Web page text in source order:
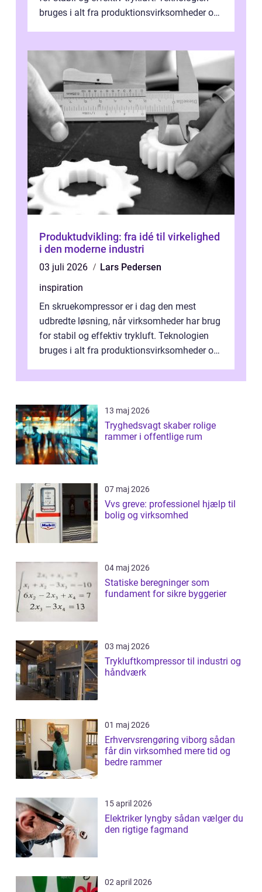
bruges i alt fra produktionsvirksomheder og
Produktudvikling: fra idé til virkelighed
i den moderne industri
03 juli 2026
Lars Pedersen
inspiration
En skruekompressor er i dag den mest
udbredte løsning, når virksomheder har brug
for stabil og effektiv trykluft. Teknologien
bruges i alt fra produktionsvirksomheder og
13 maj 2026
Tryghedsvagt skaber rolige
rammer i offentlige rum
07 maj 2026
Vvs greve: professionel hjælp til
bolig og virksomhed
04 maj 2026
Statiske beregninger som
fundament for sikre byggerier
03 maj 2026
Trykluftkompressor til industri og
håndværk
01 maj 2026
Erhvervsrengøring viborg sådan
får din virksomhed mere tid og
bedre rammer
15 april 2026
Elektriker lyngby sådan vælger du
den rigtige fagmand
02 april 2026